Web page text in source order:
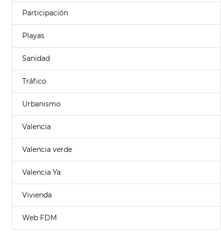
Participación
Playas
Sanidad
Tráfico
Urbanismo
Valencia
Valencia verde
Valencia Ya
Vivienda
Web FDM